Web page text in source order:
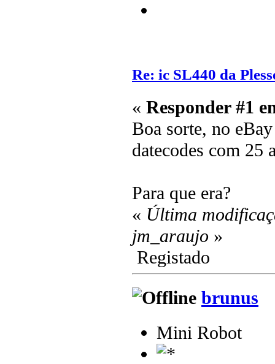
Re: ic SL440 da
« Responder #1
Boa sorte, no
datecodes com 25
Para que era?
« Última
jm_araujo »
Registado
brunus
Mini Robot